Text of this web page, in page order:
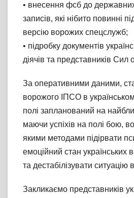
• внесення фсб до
записів, які нібито повинні
версію ворожих спецслужб;
• підробку документів
діячів та представників Сил
За оперативними даними,
ворожого ІПСО в
полі запланований на
маючи успіхів на полі бою,
якими методами підірвати
емоційний стан українських
та дестабілізувати ситуацію в
Закликаємо представників